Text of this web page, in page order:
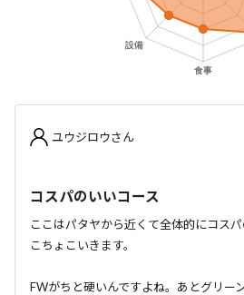
ユウジロウさん
コスパのいいコース
ここはパタヤから近くて全体的にコス
こちょこいきます。
FWがちと硬いんですよね。あとグリー